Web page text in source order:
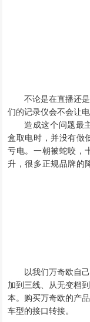
不论是在直播还
们的记录仪会不会让
造成这个问题最
盒取电时 ，并没有做
亏电。 一朝被蛇咬 ，
升 ，很多正规品牌的
以我们万奇欧自
加到三线、从无变档
本。 购买万奇欧的产
车型的接口转接。